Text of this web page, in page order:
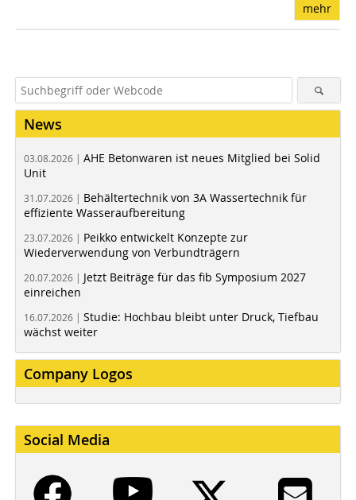
mehr
News
03.08.2026 | AHE Betonwaren ist neues Mitglied bei Solid
Unit
31.07.2026 | Behältertechnik von 3A Wassertechnik für
effiziente Wasseraufbereitung
23.07.2026 | Peikko entwickelt Konzepte zur
Wiederverwendung von Verbundträgern
20.07.2026 | Jetzt Beiträge für das fib Symposium 2027
einreichen
16.07.2026 | Studie: Hochbau bleibt unter Druck, Tiefbau
wächst weiter
Company Logos
Social Media